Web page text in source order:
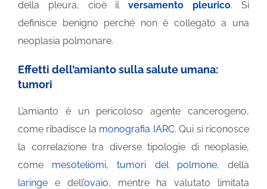
della pleura, cioè ilversamento pleurico. Si
definisce benigno perché non è collegato a una
neoplasia polmonare.
Effetti dell’amianto sulla salute umana:
tumori
L’amianto è un pericoloso agente cancerogeno,
come ribadisce la monografia IARC. Qui si riconosce
la correlazione tra diverse tipologie di neoplasie,
come mesoteliomi,tumori del polmone, della
laringe e dell’ovaio, mentre ha valutato limitata